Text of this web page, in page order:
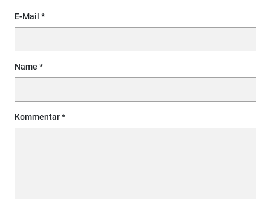
E-Mail
Name
Kommentar